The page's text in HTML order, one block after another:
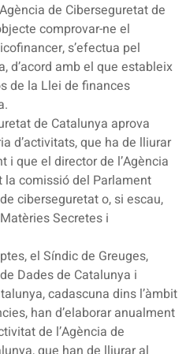
de Ciberseguretat de
comprovar-ne el
s’efectua pel
d’acord amb el que estableix
de la Llei de finances
de Catalunya aprova
d’activitats, que ha de lliurar
i que el director de l’Agència
la comissió del Parlament
ciberseguretat o, si escau,
Secretes i
el Síndic de Greuges,
Dades de Catalunya i
cadascuna dins l’àmbit
han d’elaborar anualment
de l’Agència de